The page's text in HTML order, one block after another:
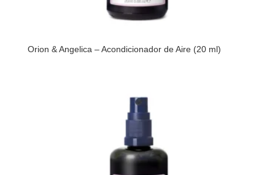
Orion & Angelica – Acondicionador de Aire (20 ml)